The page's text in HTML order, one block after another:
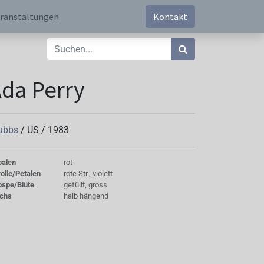
Kontakt
Perry
/ US / 1983
rot
Petalen
rote Str., violett
Blüte
gefüllt, gross
halb hängend